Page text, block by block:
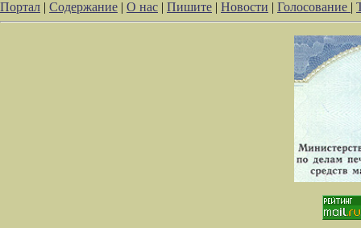
Портал | Содержание | О нас | Пишите | Новости | Голосование |